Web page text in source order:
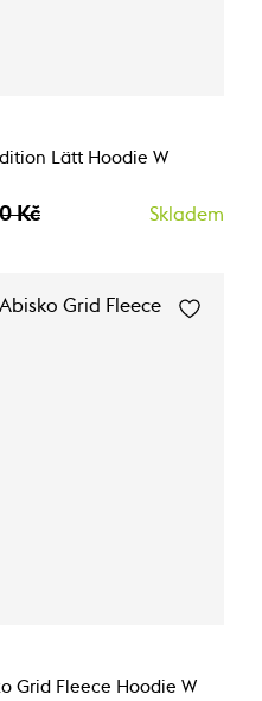
Lätt Hoodie W
Kč Skladem
Grid Fleece Hoodie W